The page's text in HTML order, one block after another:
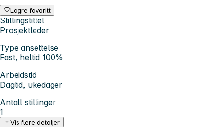
Lagre favoritt
Stillingstittel
Prosjektleder
Type ansettelse
Fast, heltid 100%
Arbeidstid
Dagtid, ukedager
Antall stillinger
1
Vis flere detaljer